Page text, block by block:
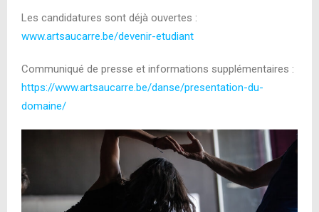
Les candidatures sont déjà ouvertes :
www.artsaucarre.be/devenir-etudiant
Communiqué de presse et informations supplémentaires :
https://www.artsaucarre.be/danse/presentation-du-
domaine/